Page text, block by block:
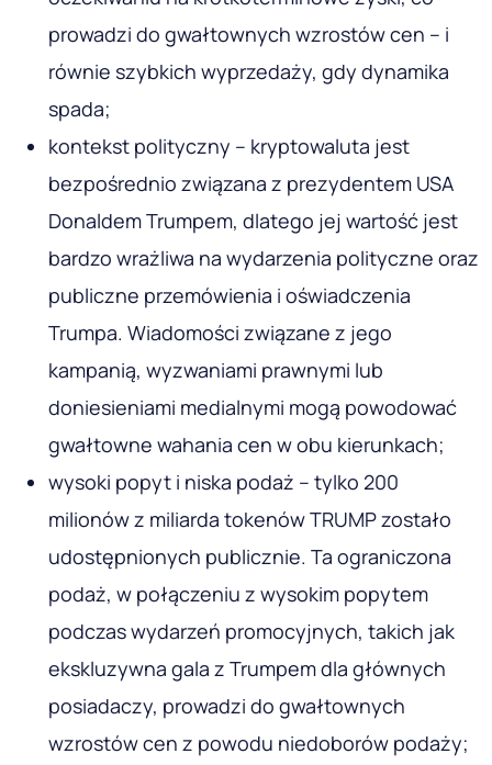
prowadzi do gwałtownych wzrostów cen – i
równie szybkich wyprzedaży, gdy dynamika
spada;
kontekst polityczny – kryptowaluta jest
bezpośrednio związana z prezydentem USA
Donaldem Trumpem, dlatego jej wartość jest
bardzo wrażliwa na wydarzenia polityczne oraz
publiczne przemówienia i oświadczenia
Trumpa. Wiadomości związane z jego
kampanią, wyzwaniami prawnymi lub
doniesieniami medialnymi mogą powodować
gwałtowne wahania cen w obu kierunkach;
wysoki popyt i niska podaż – tylko 200
milionów z miliarda tokenów TRUMP zostało
udostępnionych publicznie. Ta ograniczona
podaż, w połączeniu z wysokim popytem
podczas wydarzeń promocyjnych, takich jak
ekskluzywna gala z Trumpem dla głównych
posiadaczy, prowadzi do gwałtownych
wzrostów cen z powodu niedoborów podaży;